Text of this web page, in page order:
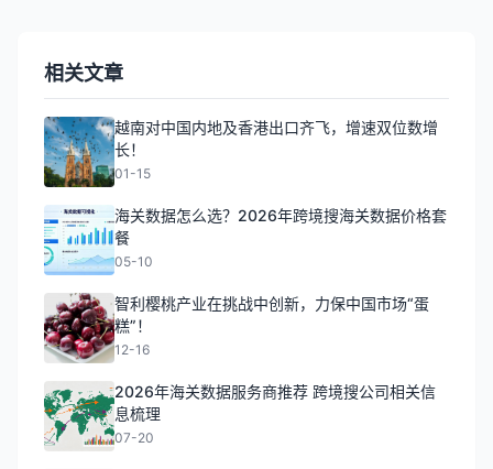
相关文章
越南对中国内地及香港出口齐飞，增速双位数增
长！
01-15
海关数据怎么选？2026年跨境搜海关数据价格套
餐
05-10
智利樱桃产业在挑战中创新，力保中国市场“蛋
糕”！
12-16
2026年海关数据服务商推荐 跨境搜公司相关信
息梳理
07-20